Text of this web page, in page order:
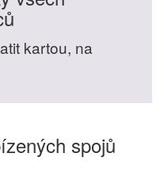
kartou, na
spojů